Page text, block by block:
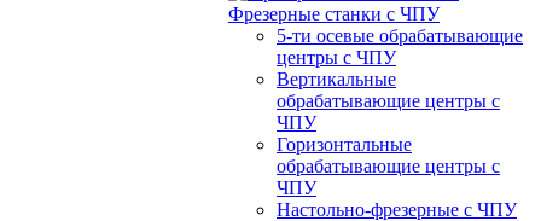
Фрезерные станки с ЧПУ
5-ти осевые обрабатывающие
центры с ЧПУ
Вертикальные
обрабатывающие центры с
ЧПУ
Горизонтальные
обрабатывающие центры с
ЧПУ
Настольно-фрезерные с ЧПУ